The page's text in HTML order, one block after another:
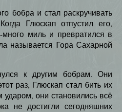
бобра и стал раскручивать
Глюскап отпустил его,
много миль и превратился в
называется Гора Сахарной
к другим бобрам. Они
раз, Глюскап стал бить их
они становились всё
не достигли сегодняшних